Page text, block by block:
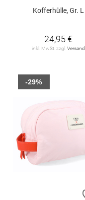
Kofferhülle, Gr. L
24,95 €
inkl. MwSt. zzgl.Versand
-29%